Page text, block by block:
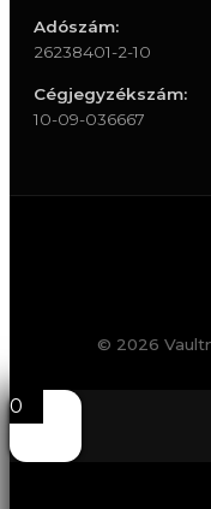
Adószám:
26238401-2-10
Cégjegyzékszám:
10-09-036667
© 2026
0